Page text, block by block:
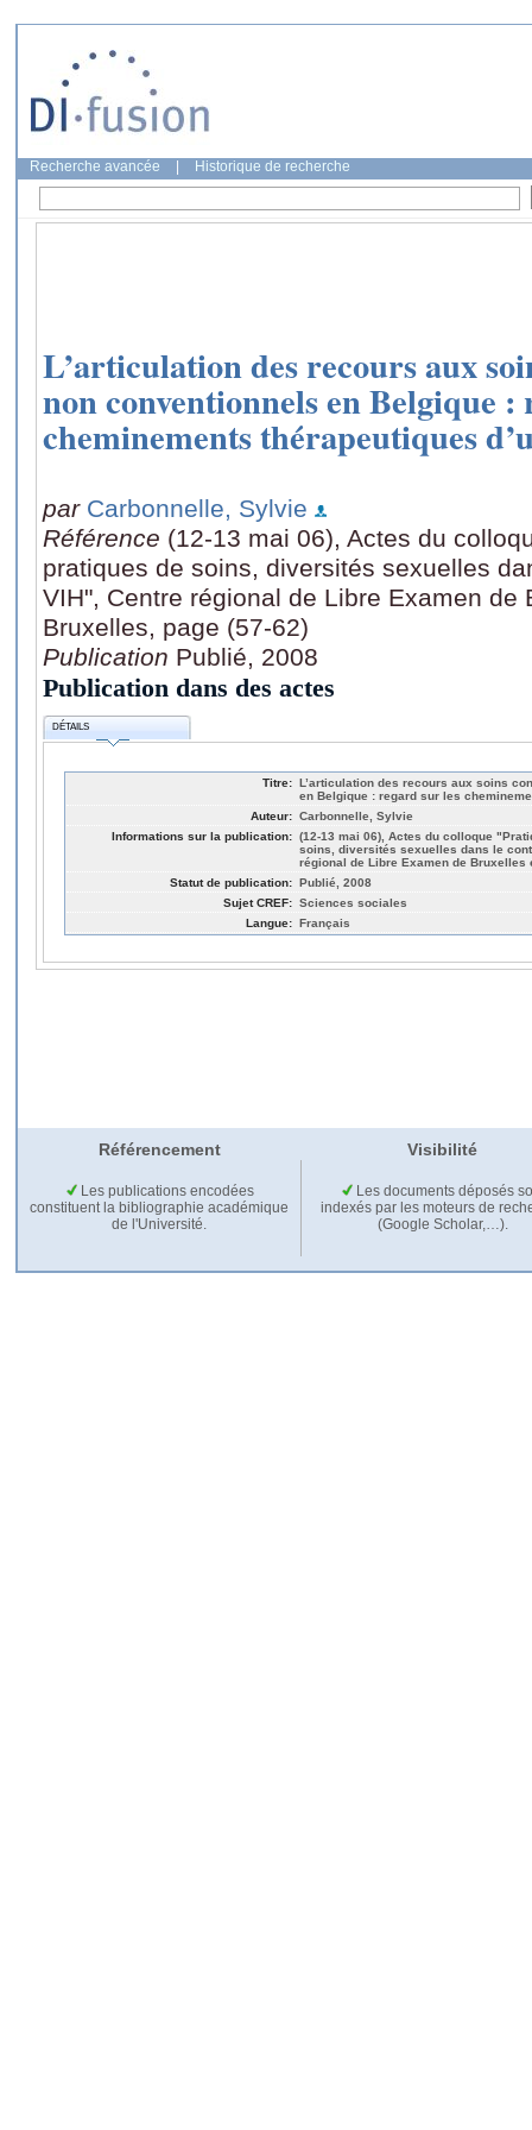
Recherche avancée Historique de recherche
L’articulation des recours aux
non conventionnels en Belgique
cheminements thérapeutiques
par Carbonnelle, Sylvie
Référence (12-13 mai 06), Actes du
pratiques de soins, diversités sexuelles
VIH", Centre régional de Libre Examen de
Bruxelles, page (57-62)
Publication Publié, 2008
Publication dans des actes
DÉTAILS
Titre: L’articulation des recours aux soins
en Belgique : regard sur les
Auteur: Carbonnelle, Sylvie
Informations sur la publication: (12-13 mai 06), Actes du colloque
soins, diversités sexuelles dans le
régional de Libre Examen de Bruxelles
Statut de publication: Publié, 2008
Sujet CREF: Sciences sociales
Langue: Français
Référencement Visibilité
Les publications encodées
constituent la bibliographie académique
de l'Université.
Les documents déposés
indexés par les moteurs de
(Google Scholar,…).